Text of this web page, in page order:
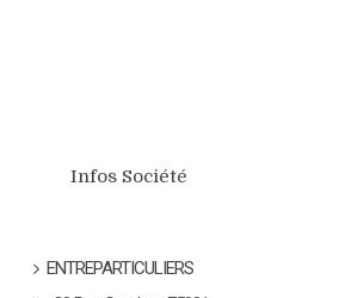
Infos Société
ENTREPARTICULIERS